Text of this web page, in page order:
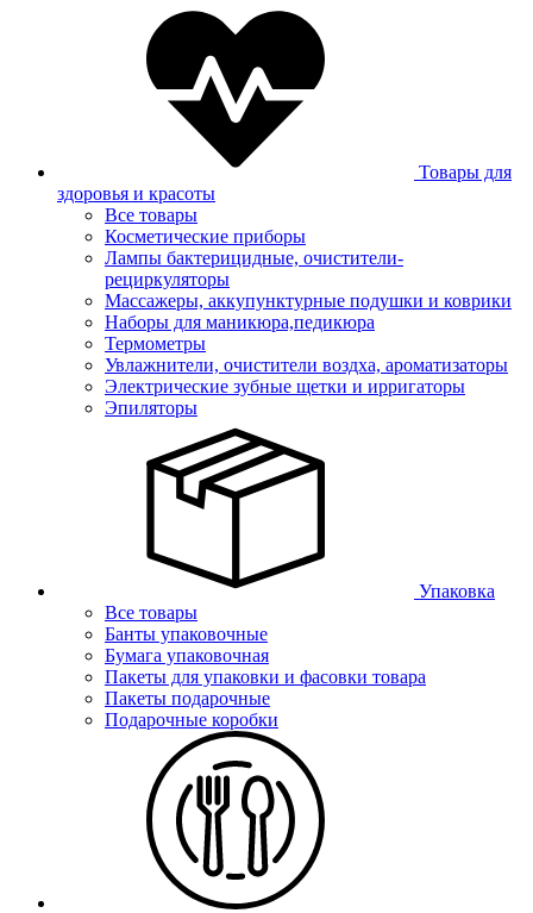
Товары для
здоровья и красоты
Все товары
Косметические приборы
Лампы бактерицидные, очистители-
рециркуляторы
Массажеры, аккупунктурные подушки и коврики
Наборы для маникюра,педикюра
Термометры
Увлажнители, очистители воздха, ароматизаторы
Электрические зубные щетки и ирригаторы
Эпиляторы
Упаковка
Все товары
Банты упаковочные
Бумага упаковочная
Пакеты для упаковки и фасовки товара
Пакеты подарочные
Подарочные коробки